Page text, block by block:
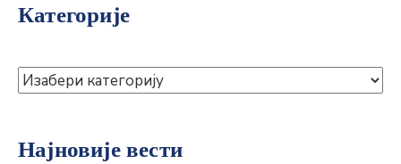
Категорије
Најновије вести